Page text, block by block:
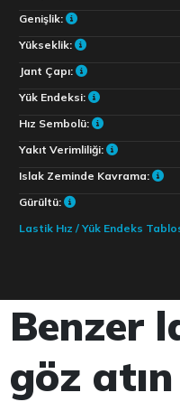
Genişlik:
Yükseklik:
Jant Çapı:
Yük Endeksi:
Hız Sembolü:
Yakıt Verimliliği:
Islak Zeminde Kavrama:
Gürültü:
Lastik Hız / Yük Endeks
Benzer
göz atın